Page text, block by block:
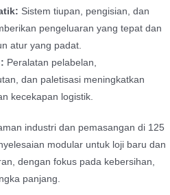
Sistem tiupan, pengisian, dan
pengeluaran yang tepat dan
atur yang padat.
Peralatan pelabelan,
dan paletisasi meningkatkan
kecekapan logistik.
industri dan pemasangan di 125
modular untuk loji baru dan
dengan fokus pada kebersihan,
panjang.